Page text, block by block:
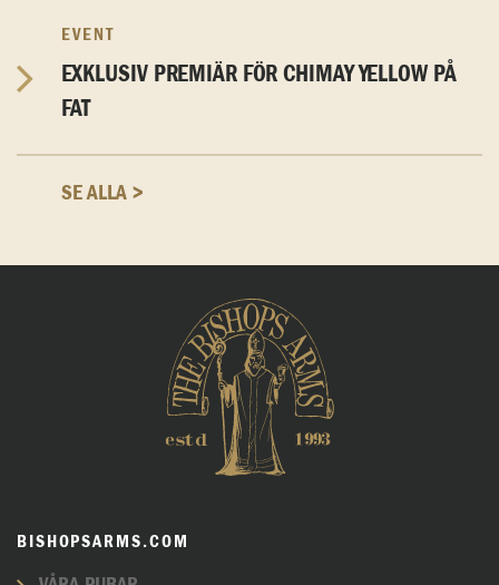
EVENT
EXKLUSIV PREMIÄR FÖR CHIMAY YELLOW PÅ
FAT
SE ALLA >
BISHOPSARMS.COM